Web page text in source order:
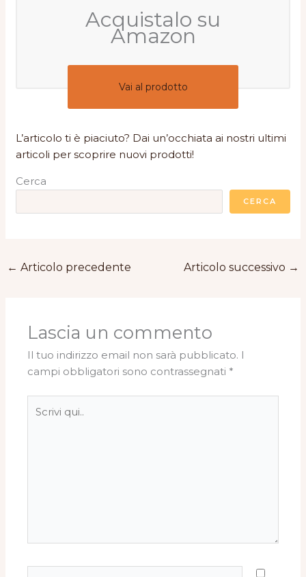
Acquistalo su
Amazon
Vai al prodotto
L’articolo ti è piaciuto? Dai un’occhiata ai nostri ultimi
articoli per scoprire nuovi prodotti!
Cerca
CERCA
← Articolo precedente Articolo successivo →
Lascia un commento
Il tuo indirizzo email non sarà pubblicato. I
campi obbligatori sono contrassegnati *
qui..